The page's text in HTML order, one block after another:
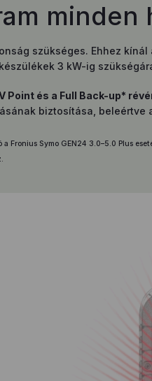
minden
szükséges. Ehhez kínál
3 kW-ig
Point és a Full Back-up*
biztosítása,
Fronius Symo GEN24 3.0–5.0 Plus